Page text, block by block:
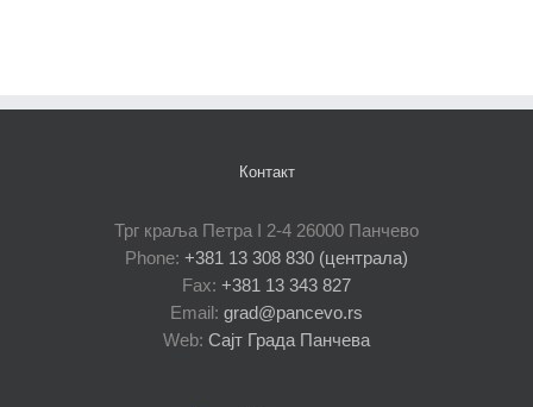
Контакт
Трг краља Петра I 2-4 26000 Панчево
Phone: +381 13 308 830 (централа)
Fax: +381 13 343 827
Email: grad@pancevo.rs
Web: Сајт Града Панчева